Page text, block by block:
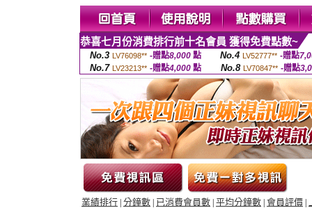
恭喜七月份消費排行前十名會員 獲得免費點數~
No.3 LV76098** -贈點8,000點 No.4 LV52777** -贈點
No.7 LV23213** -贈點4,000 點 No.8 LV70847** -贈點
業績排行 分鐘數 已消費會員數 平均分鐘數 會員評價